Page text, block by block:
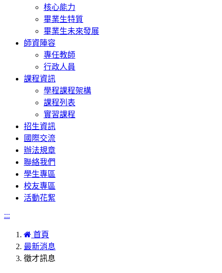
核心能力
畢業生特質
畢業生未來發展
師資陣容
專任教師
行政人員
課程資訊
學程課程架構
課程列表
實習課程
招生資訊
國際交流
辦法規章
聯絡我們
學生專區
校友專區
活動花絮
:::
首頁
最新消息
徵才訊息